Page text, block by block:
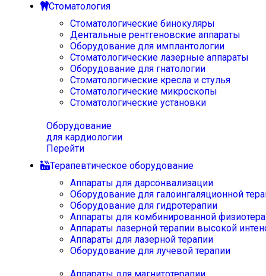
Стоматология
Стоматологические бинокуляры
Дентальные рентгеновские аппараты
Оборудование для имплантологии
Стоматологические лазерные аппараты
Оборудование для гнатологии
Стоматологические кресла и стулья
Стоматологические микроскопы
Стоматологические установки
Оборудование
для кардиологии
Перейти
Терапевтическое оборудование
Аппараты для дарсонвализации
Оборудование для галоингаляционной
Оборудование для гидротерапии
Аппараты для комбинированной
Аппараты лазерной терапии высокой
Аппараты для лазерной терапии
Оборудование для лучевой терапии